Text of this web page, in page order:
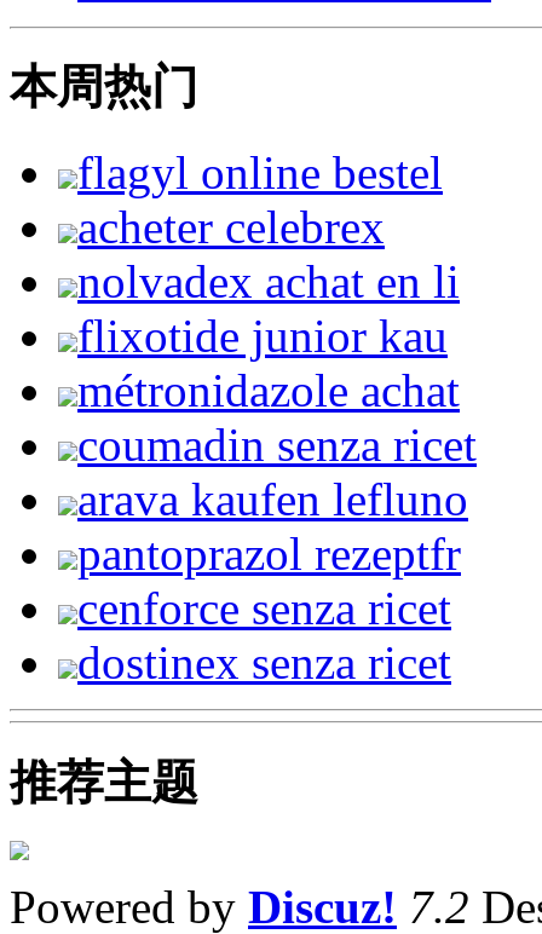
本周热门
flagyl online bestel
acheter celebrex
nolvadex achat en li
flixotide junior kau
métronidazole achat
coumadin senza ricet
arava kaufen lefluno
pantoprazol rezeptfr
cenforce senza ricet
dostinex senza ricet
推荐主题
Powered by Discuz! 7.2